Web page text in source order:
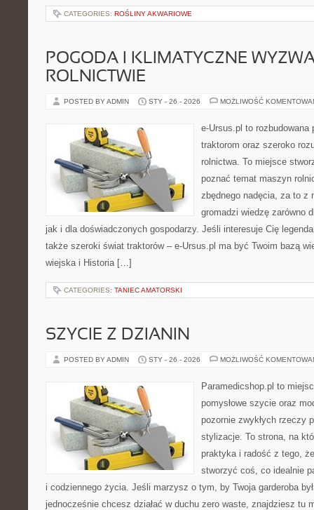
CATEGORIES: ROŚLINY AKWARIOWE
POGODA I KLIMATYCZNE
ROLNICTWIE
POSTED BY ADMIN STY - 26 - 2026 MOŻLIWOŚĆ
e-Ursus.pl to rozbudowana
traktorom oraz szeroko
rolnictwa. To miejsce
poznać temat maszyn
zbędnego nadęcia, za to z
gromadzi wiedzę zarówno
jak i dla doświadczonych gospodarzy. Jeśli interesuje Cię
także szeroki świat traktorów – e-Ursus.pl ma być Twoim bazą
wiejska i Historia […]
CATEGORIES: TANIEC AMATORSKI
SZYCIE Z DZIANIN
POSTED BY ADMIN STY - 26 - 2026 MOŻLIWOŚĆ
Paramedicshop.pl to
pomysłowe szycie oraz
pozornie zwykłych rzeczy
stylizacje. To strona, na
praktyka i radość z tego,
stworzyć coś, co idealnie
i codziennego życia. Jeśli marzysz o tym, by Twoja garderoba
jednocześnie chcesz działać w duchu zero waste, znajdziesz tu